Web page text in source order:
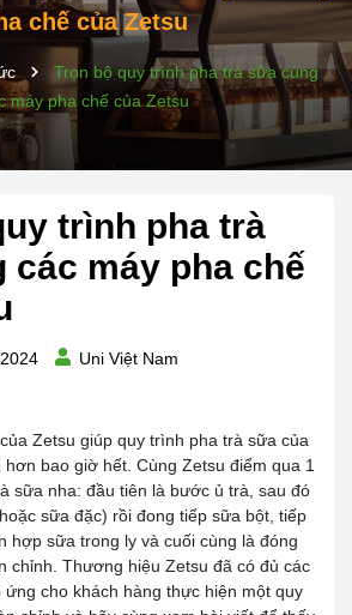
chế của Zetsu
Trọn bộ quy trình pha trà sữa cùng
máy pha chế của Zetsu
trình pha trà
các máy pha chế
Uni Việt Nam
Zetsu giúp quy trình pha trà sữa của
bao giờ hết. Cùng Zetsu điểm qua 1
sữa nha: đầu tiên là bước ủ trà, sau đó
sữa đặc) rồi đong tiếp sữa bột, tiếp
hợp sữa trong ly và cuối cùng là đóng
chỉnh. Thương hiệu Zetsu đã có đủ các
ứng cho khách hàng thực hiện một quy